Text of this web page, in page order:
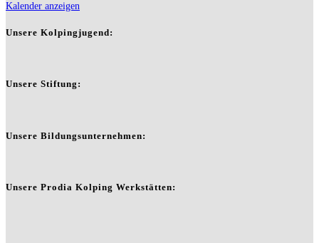
Kalender anzeigen
Unsere Kolpingjugend:
Unsere Stiftung:
Unsere Bildungsunternehmen:
Unsere Prodia Kolping Werkstätten: